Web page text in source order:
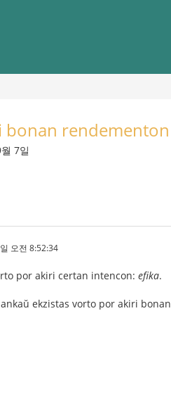
rendementon
7일
오전 8:52:34
por akiri certan intencon: efika.
ekzistas vorto por akiri